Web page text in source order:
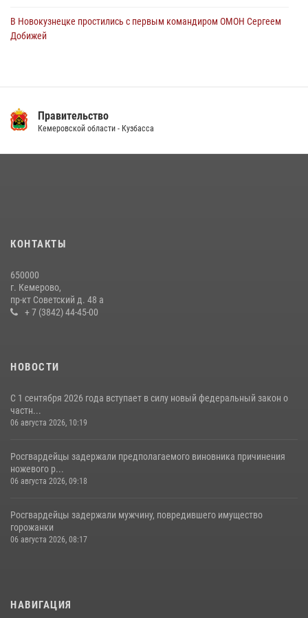
В Новокузнецке простились с первым командиром ОМОН Сергеем
Добижей
14 июля 2026, 08:52 1
20 июля 2026, 08:52
гипермаркета товары на 13 тысяч рублей (ВИДЕО)
16 июля 2026, 06:43
Правительство
Кемеровской области - Кузбасса
КОНТАКТЫ
650000
г. Кемерово,
пр-кт Советский д. 48 а
+ 7 (3842) 44-45-00
НОВОСТИ
С 1 сентября 2026 года вступает в силу новый федеральный закон о
частн...
06 августа 2026, 10:19
Росгвардейцы задержали предполагаемого виновника причинения
ножевого р...
06 августа 2026, 09:18
Росгвардейцы задержали мужчину, повредившего имущество
горожанки
06 августа 2026, 08:17
НАВИГАЦИЯ